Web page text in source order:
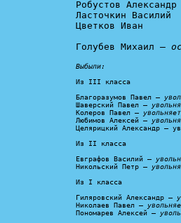
Робустов Александр
Ласточкин Василий
Цветков Иван
Голубев Михаил –
Выбыли:
Из III класса
Благоразумов Павел –
Шаверский Павел –
Колеров Павел –
Любимов Алексей –
Целярицкий Александр –
Из II класса
Евграфов Василий –
Никольский Петр –
Из I класса
Гиляровский Александр –
Николаев Павел –
Пономарев Алексей –